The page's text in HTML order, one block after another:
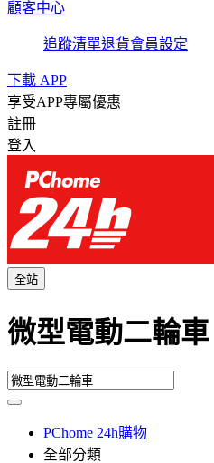
顧客中心
追蹤清單退貨會員設定
下載 APP
享受APP專屬優惠
註冊
登入
全站
微型電動二輪車
PChome 24h購物
全部分類